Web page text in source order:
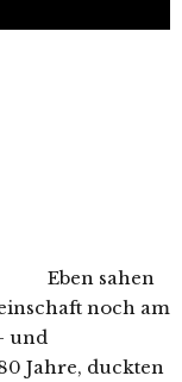
Eben sahen
noch am
und
Jahre, duckten